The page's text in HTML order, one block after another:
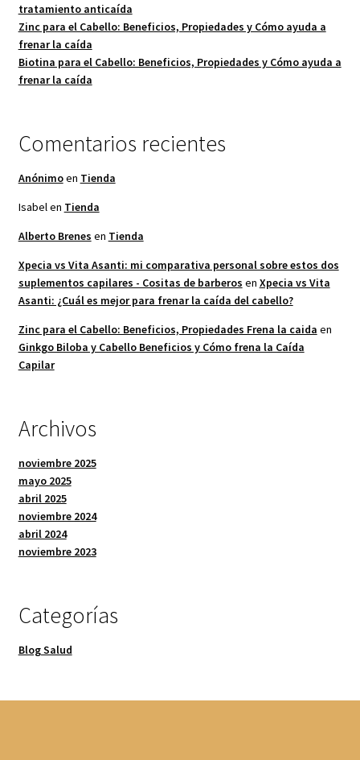
tratamiento anticaída
Zinc para el Cabello: Beneficios, Propiedades y Cómo ayuda a
frenar la caída
Biotina para el Cabello: Beneficios, Propiedades y Cómo ayuda a
frenar la caída
Comentarios recientes
Anónimoen Tienda
Isabelen Tienda
Alberto Brenes en Tienda
Xpecia vs Vita Asanti: mi comparativa personal sobre estos dos
suplementos capilares - Cositas de barberos en Xpecia vs Vita
Asanti: ¿Cuál es mejor para frenar la caída del cabello?
Zinc para el Cabello: Beneficios, Propiedades Frena la caida en
Ginkgo Biloba y Cabello Beneficios y Cómo frena la Caída
Capilar
Archivos
noviembre 2025
mayo 2025
abril 2025
noviembre 2024
abril 2024
noviembre 2023
Categorías
Blog Salud